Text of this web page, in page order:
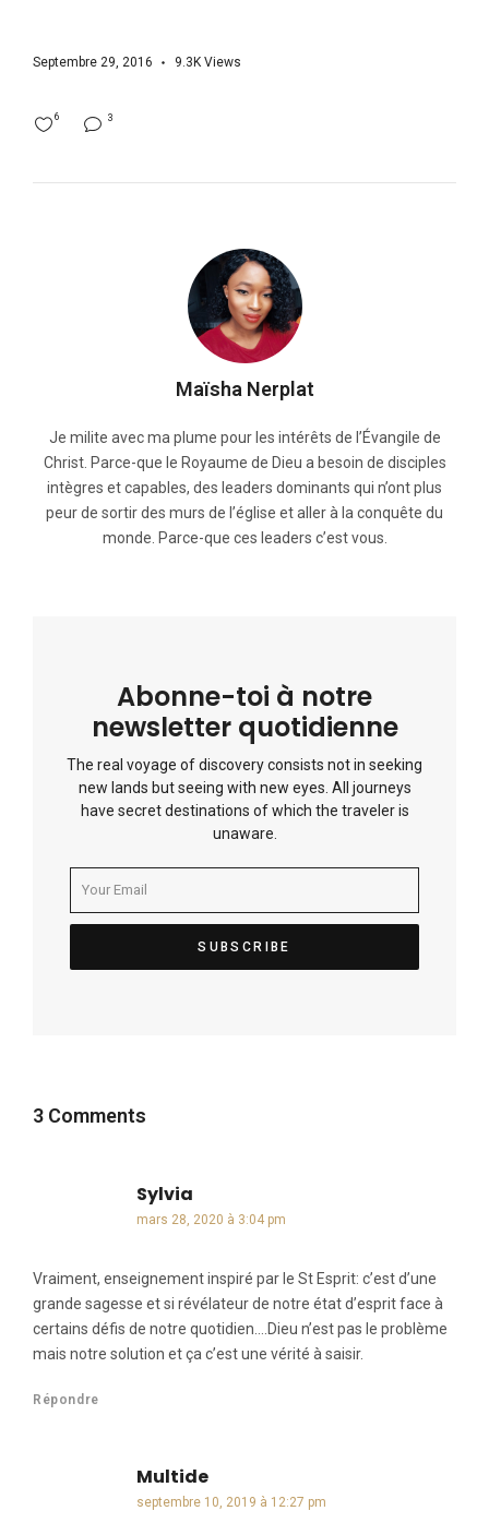
Septembre 29, 2016 9.3K Views
3
6
Maïsha Nerplat
Je milite avec ma plume pour les intérêts de l’Évangile de
Christ. Parce-que le Royaume de Dieu a besoin de disciples
intègres et capables, des leaders dominants qui n’ont plus
peur de sortir des murs de l’église et aller à la conquête du
monde. Parce-que ces leaders c’est vous.
Abonne-toi à notre
newsletter quotidienne
The real voyage of discovery consists not in seeking
new lands but seeing with new eyes. All journeys
have secret destinations of which the traveler is
unaware.
3 Comments
Sylvia
mars 28, 2020 à 3:04 pm
Vraiment, enseignement inspiré par le St Esprit: c’est d’une
grande sagesse et si révélateur de notre état d’esprit face à
certains défis de notre quotidien….Dieu n’est pas le problème
mais notre solution et ça c’est une vérité à saisir.
Répondre
Multidedit :
septembre 10, 2019 à 12:27 pm